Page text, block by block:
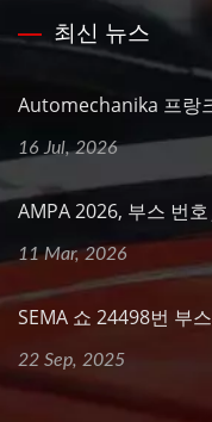
최신 뉴스
Automechanika 프랑
16 Jul, 2026
AMPA 2026, 부스 번호
11 Mar, 2026
SEMA 쇼 24498번 부
22 Sep, 2025